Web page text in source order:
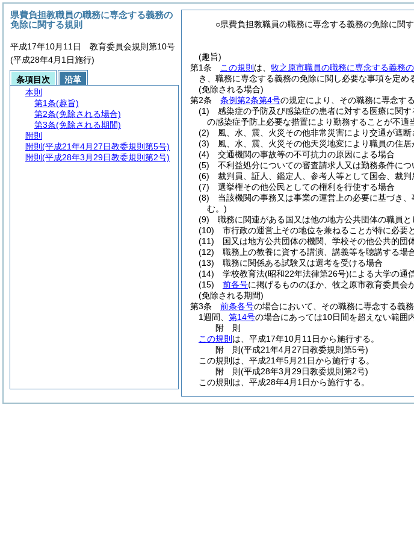
○県費負担教職員の職務に専念する義務の免除に関す
(趣旨)
第1条
この規則 は、 牧之原市職員の職務に専念する義務
き、職務に専念する義務の免除に関し必要な事項を定め
(免除される場合)
第2条
条例第2条第4号の規定により、その職務に専念す
(1)
感染症の予防及び感染症の患者に対する医療に関す
の感染症予防上必要な措置により勤務することが不適
(2)
風、水、震、火災その他非常災害により交通が遮断
(3)
風、水、震、火災その他天災地変により職員の住
(4)
交通機関の事故等の不可抗力の原因による場合
(5)
不利益処分についての審査請求人又は勤務条件に
(6)
裁判員、証人、鑑定人、参考人等として国会、裁
(7)
選挙権その他公民としての権利を行使する場合
(8)
当該機関の事務又は事業の運営上の必要に基づき
む。)
(9)
職務に関連がある国又は他の地方公共団体の職員
(10)
市行政の運営上その地位を兼ねることが特に必要
(11)
国又は地方公共団体の機関、学校その他公共的団
(12)
職務上の教養に資する講演、講義等を聴講する場
(13)
職務に関係ある試験又は選考を受ける場合
(14)
学校教育法(昭和22年法律第26号)による大学の通
(15)
前各号に掲げるもののほか、牧之原市教育委員会
(免除される期間)
第3条
前条各号の場合において、その職務に専念する義
1週間、 第14号の場合にあっては10日間を超えない範囲
附 則
この規則 は、平成17年10月11日から施行する。
附 則(平成21年4月27日教委規則第5号)
この規則は、平成21年5月21日から施行する。
附 則(平成28年3月29日教委規則第2号)
この規則は、平成28年4月1日から施行する。
県費負担教職員の職務に専念する義務の
免除に関する規則
平成17年10月11日 教育委員会規則第10号
(平成28年4月1日施行)
条項目次
沿革
本則
第1条(趣旨)
第2条(免除される場合)
第3条(免除される期間)
附則
附則 (平成21年4月27日教委規則第5号)
附則 (平成28年3月29日教委規則第2号)